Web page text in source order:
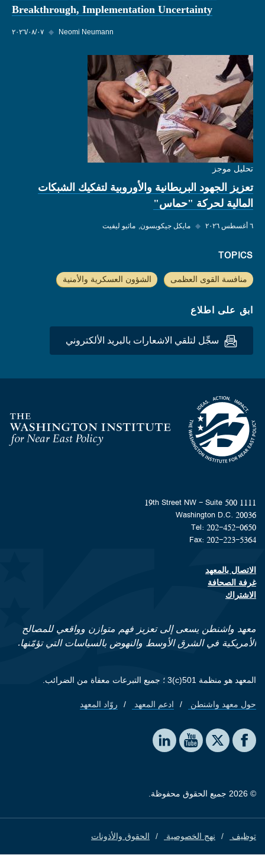
Breakthrough, Implementation Uncertainty
٠٧‏/٠٨‏/٢٠٢٦ ◆ Neomi Neumann
تحليل موجز
تعزيز الجهود البريطانية والأوروبية لتفكيك الشبكات
المالية لحركة "حماس"
٦ أغسطس ٢٠٢٦ ◆ مايكل جيكوبسون ماثيو ليفيت
TOPICS
منافسة القوى العظمى الشؤون العسكرية والأمنية
ابق على اطلاع
سجِّل لتلقي الاشعارات بالبريد الألكتروني
Homepage
1111 19th Street NW - Suite 500
Washington D.C. 20036
Tel: 202-452-0650
Fax: 202-223-5364
Footer contact links
الاتصال بالمعهد
غرفة الصحافة
الاشتراك
معهد واشنطن يسعى إلى تعزيز فهم متوازن وواقعي للمصالح
الأمريكية في الشرق الأوسط والنهوض بالسياسات التي تؤمّنها.
المعهد هو منظمة 501(c)3 ؛ جميع التبرعات معفاة من الضرائب.
Footer quick links
حول معهد واشنطن ادعم المعهد روّاد المعهد
Social media
The Washington Institute on Facebook
The Washington Institute on X
The Washington Institute on YouTube
The Washington Institute on LinkedIn
© 2026 جميع الحقوق محفوظة.
Footer
توظيف نهج الخصوصية الحقوق والأذونات